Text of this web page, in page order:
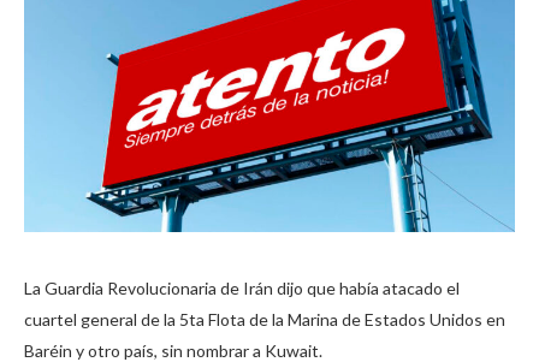
La Guardia Revolucionaria de Irán dijo que había atacado el
cuartel general de la 5ta Flota de la Marina de Estados Unidos en
Baréin y otro país, sin nombrar a Kuwait.